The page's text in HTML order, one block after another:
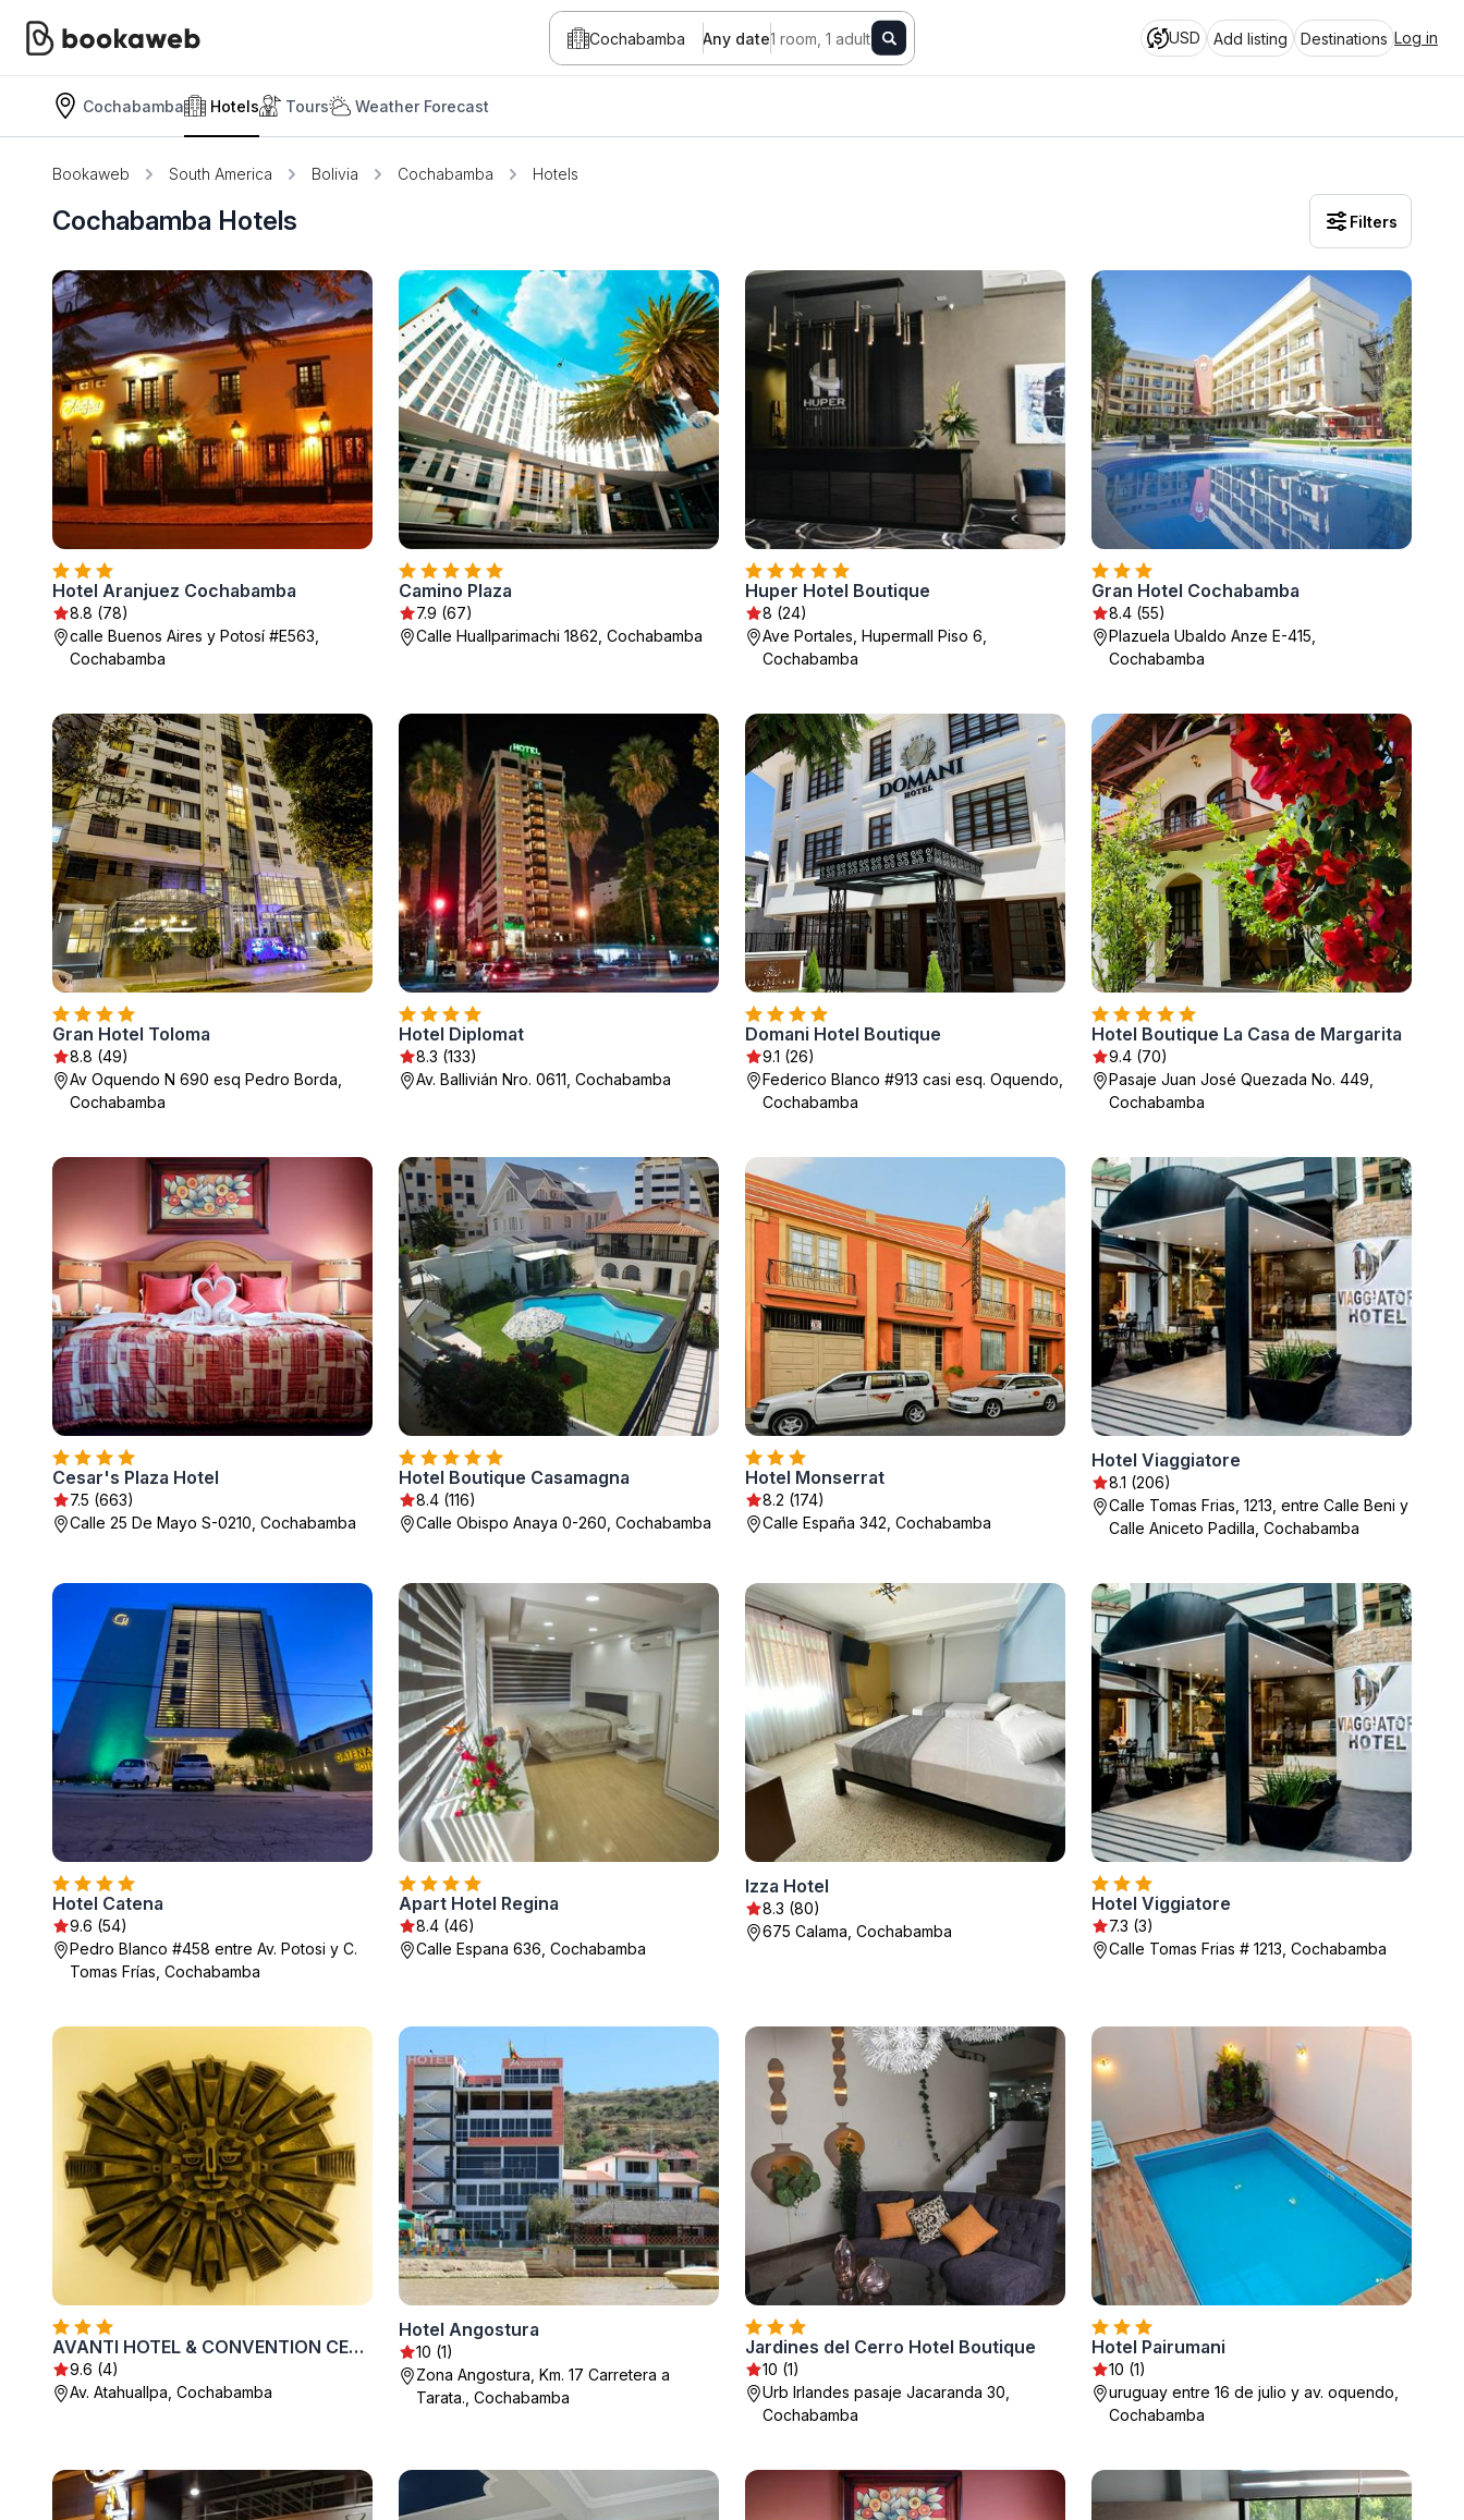
Cochabamba Any date1 room, 1 adult USD Add listing Destinations Log in
Cochabamba Hotels Tours Weather Forecast
Bookaweb South America Bolivia Cochabamba Hotels
Cochabamba Hotels Filters
Hotel Aranjuez Cochabamba
8.8 (78)
calle Buenos Aires y Potosí #E563,
Cochabamba
Camino Plaza
7.9 (67)
Calle Huallparimachi 1862, Cochabamba
Huper Hotel Boutique
8 (24)
Ave Portales, Hupermall Piso 6,
Cochabamba
Gran Hotel Cochabamba
8.4 (55)
Plazuela Ubaldo Anze E-415,
Cochabamba
Gran Hotel Toloma
8.8 (49)
Av Oquendo N 690 esq Pedro Borda,
Cochabamba
Hotel Diplomat
8.3 (133)
Av. Ballivián Nro. 0611, Cochabamba
Domani Hotel Boutique
9.1 (26)
Federico Blanco #913 casi esq. Oquendo,
Cochabamba
Hotel Boutique La Casa de Margarita
9.4 (70)
Pasaje Juan José Quezada No. 449,
Cochabamba
Cesar's Plaza Hotel
7.5 (663)
Calle 25 De Mayo S-0210, Cochabamba
Hotel Boutique Casamagna
8.4 (116)
Calle Obispo Anaya 0-260, Cochabamba
Hotel Monserrat
8.2 (174)
Calle España 342, Cochabamba
Hotel Viaggiatore
8.1 (206)
Calle Tomas Frias, 1213, entre Calle Beni y
Calle Aniceto Padilla, Cochabamba
Hotel Catena
9.6 (54)
Pedro Blanco #458 entre Av. Potosi y C.
Tomas Frías, Cochabamba
Apart Hotel Regina
8.4 (46)
Calle Espana 636, Cochabamba
Izza Hotel
8.3 (80)
675 Calama, Cochabamba
Hotel Viggiatore
7.3 (3)
Calle Tomas Frias # 1213, Cochabamba
AVANTI HOTEL & CONVENTION CENTER
9.6 (4)
Av. Atahuallpa, Cochabamba
Hotel Angostura
10 (1)
Zona Angostura, Km. 17 Carretera a
Tarata., Cochabamba
Jardines del Cerro Hotel Boutique
10 (1)
Urb Irlandes pasaje Jacaranda 30,
Cochabamba
Hotel Pairumani
10 (1)
uruguay entre 16 de julio y av. oquendo,
Cochabamba